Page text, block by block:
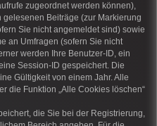
zugeordnet werden können),
gelesenen Beiträge (zur Markierung
Sie nicht angemeldet sind) sowie
an Umfragen (sofern Sie nicht
werden Ihre Benutzer-ID, ein
Session-ID gespeichert. Die
Gültigkeit von einem Jahr. Alle
die Funktion „Alle Cookies löschen“
die Sie bei der Registrierung,